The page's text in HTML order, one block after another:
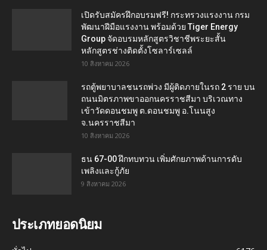
เปิดรับสมัครฝึกอบรมฟรี! กระทรวงแรงงาน กรม
พัฒนาฝีมือแรงงาน พร้อมด้วย Tiger Energy
Group จัดอบรมหลักสูตรวิชาชีพระยะสั้น
หลักสูตรช่างติดตั้งโซลาร์เซลล์
10 สิงหาคม 2026
รถตู้พยาบาลชนรถพ่วง มีผู้ติดภายในรถ 2 ราย บน
ถนนมิตรภาพขาออกนครราชสีมา บริเวณทาง
เข้าวัดดอนชมพู ต.ดอนชมพู อ.โนนสูง
จ.นครราชสีมา
10 สิงหาคม 2026
ธน 67-00 ฝึกทบทวน เพิ่มศักยภาพด้านการดับ
เพลิงและกู้ภัย
9 สิงหาคม 2026
ประเภทยอดนิยม